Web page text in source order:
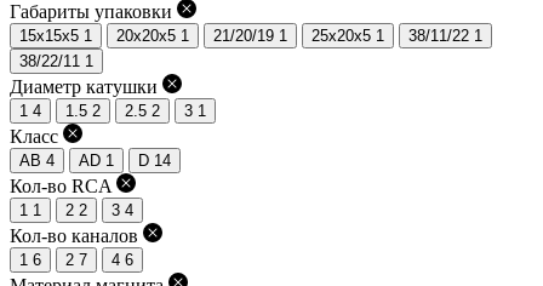
Габариты упаковки
15x15x5 1 20x20x5 1 21/20/19 1 25x20x5 1 38/11/22 1
38/22/11 1
Диаметр катушки
1 4 1.5 2 2.5 2 3 1
Класс
AB 4 AD 1 D 14
Кол-во RCA
1 1 2 2 3 4
Кол-во каналов
1 6 2 7 4 6